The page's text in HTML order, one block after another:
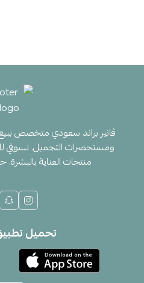
ڤانير براند سعودي متخصص
ومستحضرات التجميل.
منتجات العناية
تحميل